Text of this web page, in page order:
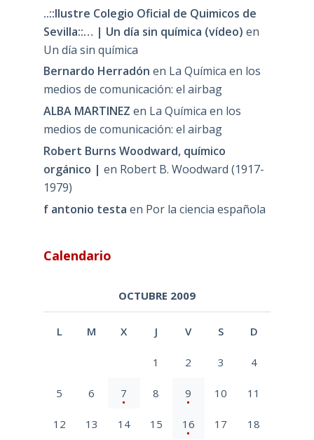
..::Ilustre Colegio Oficial de Quimicos de
Sevilla::… | Un día sin química (vídeo) en
Un día sin química
Bernardo Herradón en La Química en los
medios de comunicación: el airbag
ALBA MARTINEZ en La Química en los
medios de comunicación: el airbag
Robert Burns Woodward, químico
orgánico | en Robert B. Woodward (1917-
1979)
f antonio testa en Por la ciencia española
Calendario
OCTUBRE 2009
L M X J V S D
1 2 3 4
5 6 7 8 9 10 11
12 13 14 15 16 17 18